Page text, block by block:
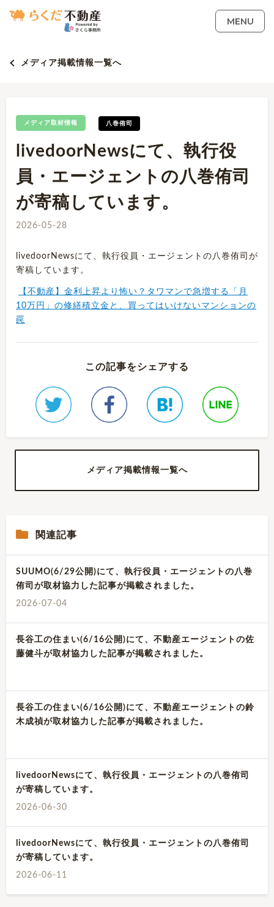
MENU
メディア掲載情報一覧へ
メディア取材情報 八巻侑司
livedoorNewsにて、執行役
員・エージェントの八巻侑司
が寄稿しています。
2026-05-28
livedoorNewsにて、執行役員・エージェントの八巻侑司が
寄稿しています。
【不動産】金利上昇より怖い？タワマンで急増する「月
10万円」の修繕積立金と、買ってはいけないマンションの
罠
この記事をシェアする
メディア掲載情報一覧へ
関連記事
SUUMO(6/29公開)にて、執行役員・エージェントの八巻
侑司が取材協力した記事が掲載されました。
2026-07-04
長谷工の住まい(6/16公開)にて、不動産エージェントの佐
藤健斗が取材協力した記事が掲載されました。
長谷工の住まい(6/16公開)にて、不動産エージェントの鈴
木成禎が取材協力した記事が掲載されました。
livedoorNewsにて、執行役員・エージェントの八巻侑司
が寄稿しています。
2026-06-30
livedoorNewsにて、執行役員・エージェントの八巻侑司
が寄稿しています。
2026-06-11